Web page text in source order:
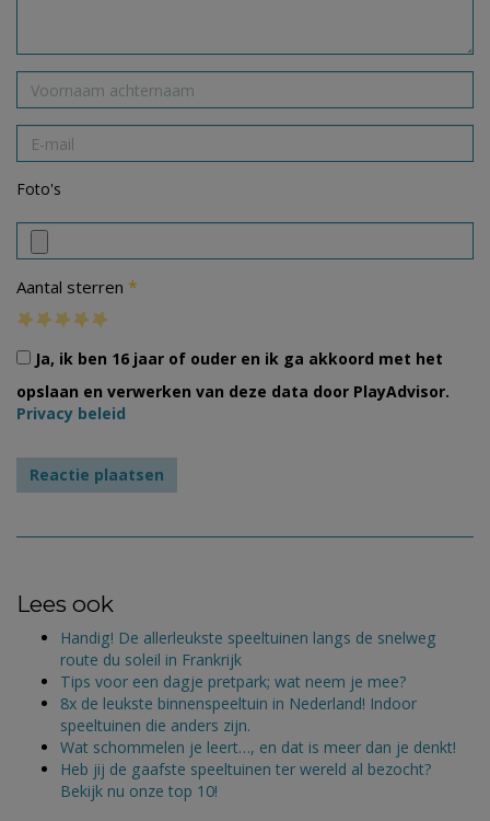
Foto's
Aantal sterren *
Ja, ik ben 16 jaar of ouder en ik ga akkoord met het
opslaan en verwerken van deze data door PlayAdvisor.
Privacy beleid
Lees ook
Handig! De allerleukste speeltuinen langs de snelweg
route du soleil in Frankrijk
Tips voor een dagje pretpark; wat neem je mee?
8x de leukste binnenspeeltuin in Nederland! Indoor
speeltuinen die anders zijn.
Wat schommelen je leert…, en dat is meer dan je denkt!
Heb jij de gaafste speeltuinen ter wereld al bezocht?
Bekijk nu onze top 10!